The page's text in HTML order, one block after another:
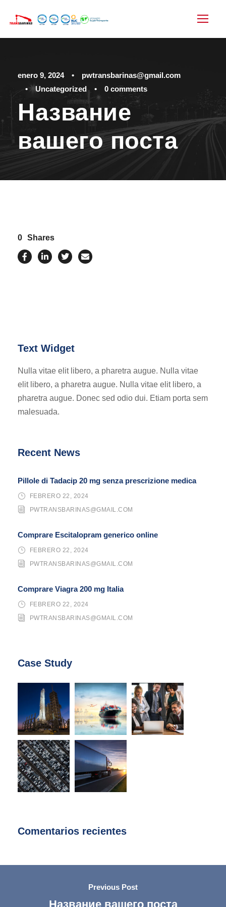
enero 9, 2024 •
pwtransbarinas@gmail.com
•
Uncategorized • 0 comments
Название
вашего поста
0 Shares
Text Widget
Nulla vitae elit libero, a pharetra augue. Nulla vitae
elit libero, a pharetra augue. Nulla vitae elit libero, a
pharetra augue. Donec sed odio dui. Etiam porta sem
malesuada.
Recent News
Pillole di Tadacip 20 mg senza prescrizione medica
FEBRERO 22, 2024
PWTRANSBARINAS@GMAIL.COM
Comprare Escitalopram generico online
FEBRERO 22, 2024
PWTRANSBARINAS@GMAIL.COM
Comprare Viagra 200 mg Italia
FEBRERO 22, 2024
PWTRANSBARINAS@GMAIL.COM
Case Study
Comentarios recientes
Previous Post
Название вашего поста